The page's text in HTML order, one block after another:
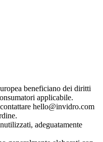
beneficiano dei diritti
applicabile.
hello@invidro.com
adeguatamente